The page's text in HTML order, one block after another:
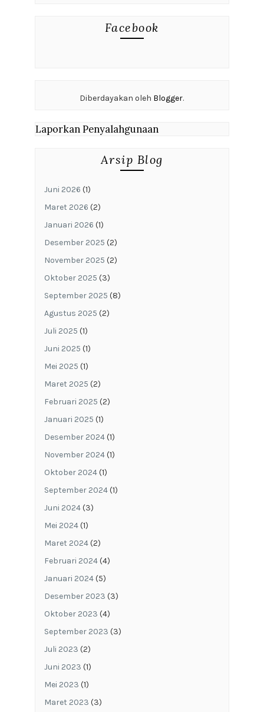
Facebook
Diberdayakan oleh Blogger.
Laporkan Penyalahgunaan
Arsip Blog
Juni 2026 (1)
Maret 2026 (2)
Januari 2026 (1)
Desember 2025 (2)
November 2025 (2)
Oktober 2025 (3)
September 2025 (8)
Agustus 2025 (2)
Juli 2025 (1)
Juni 2025 (1)
Mei 2025 (1)
Maret 2025 (2)
Februari 2025 (2)
Januari 2025 (1)
Desember 2024(1)
November 2024(1)
Oktober 2024(1)
September 2024(1)
Juni 2024(3)
Mei 2024(1)
Maret 2024(2)
Februari 2024(4)
Januari 2024(5)
Desember 2023 (3)
Oktober 2023 (4)
September 2023 (3)
Juli 2023 (2)
Juni 2023 (1)
Mei 2023 (1)
Maret 2023 (3)